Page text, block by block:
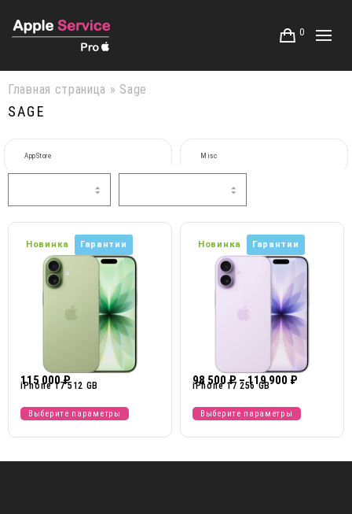
0
Главная страница » Sage
SAGE
AppStore Misc
Новинка Гарантии
115 000₽
iPhone 17 512 GB
Выберите параметры
Новинка Гарантии
98 500₽ – 119 900 ₽
iPhone 17 256 GB
Выберите параметры